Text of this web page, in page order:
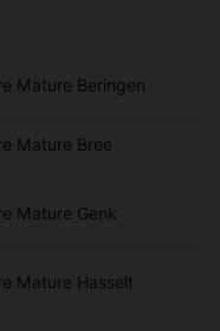
Mature Beringen
Mature Bree
Mature Genk
Mature Hasselt